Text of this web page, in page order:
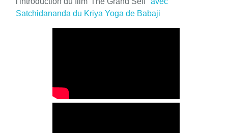
Satchidananda du Kriya Yoga de Babaji